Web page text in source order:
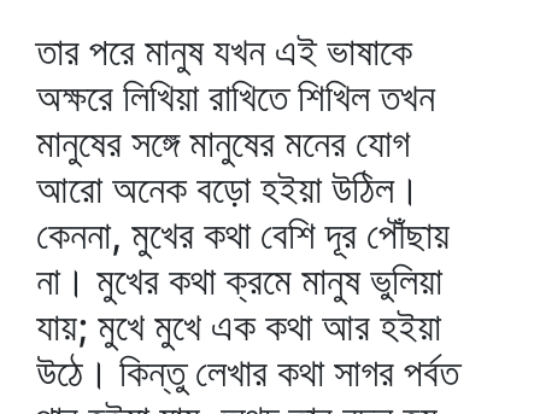
তার পরে মানুষ যখন এই ভাষাকে
অক্ষরে লিখিয়া রাখিতে শিখিল তখন
মানুষের সঙ্গে মানুষের মনের যোগ
আরো অনেক বড়ো হইয়া উঠিল।
কেননা, মুখের কথা বেশি দূর পৌঁছায়
না। মুখের কথা ক্রমে মানুষ ভুলিয়া
যায়; মুখে মুখে এক কথা আর হইয়া
উঠে। কিন্তু লেখার কথা সাগর পর্বত